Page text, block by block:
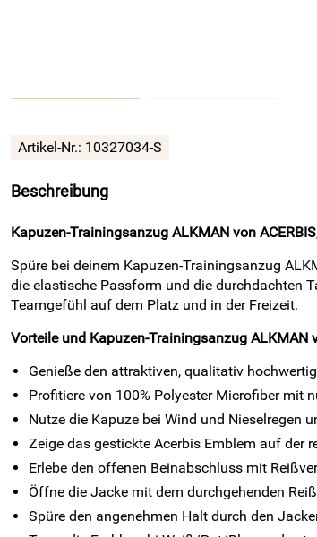
Artikel-Nr.: 10327034-S
Beschreibung
Kapuzen-Trainingsanzug ALKMAN von
Spüre bei deinem Kapuzen-Trainingsanzug
die elastische Passform und die durchdachten
Teamgefühl auf dem Platz und in der Freizeit.
Vorteile und Kapuzen-Trainingsanzug ALKMAN
Genieße den attraktiven, qualitativ
Profitiere von 100% Polyester Microfiber mit
Nutze die Kapuze bei Wind und Nieselregen
Zeige das gestickte Acerbis Emblem auf der
Erlebe den offenen Beinabschluss mit
Öffne die Jacke mit dem durchgehenden
Spüre den angenehmen Halt durch den